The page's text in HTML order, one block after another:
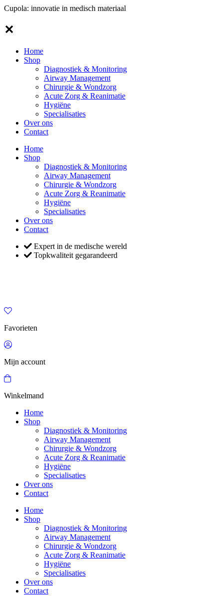
Ga
de
inhoud
Cupola: innovatie in medisch materiaal
✕
Home
Shop
Diagnostiek & Monitoring
Airway Management
Chirurgie & Wondzorg
Acute Zorg & Reanimatie
Hygiëne
Specialisaties
Over ons
Contact
Home
Shop
Diagnostiek & Monitoring
Airway Management
Chirurgie & Wondzorg
Acute Zorg & Reanimatie
Hygiëne
Specialisaties
Over ons
Contact
Expert in de medische wereld
Topkwaliteit gegarandeerd
Favorieten
Mijn account
Winkelmand
Home
Shop
Diagnostiek & Monitoring
Airway Management
Chirurgie & Wondzorg
Acute Zorg & Reanimatie
Hygiëne
Specialisaties
Over ons
Contact
Home
Shop
Diagnostiek & Monitoring
Airway Management
Chirurgie & Wondzorg
Acute Zorg & Reanimatie
Hygiëne
Specialisaties
Over ons
Contact